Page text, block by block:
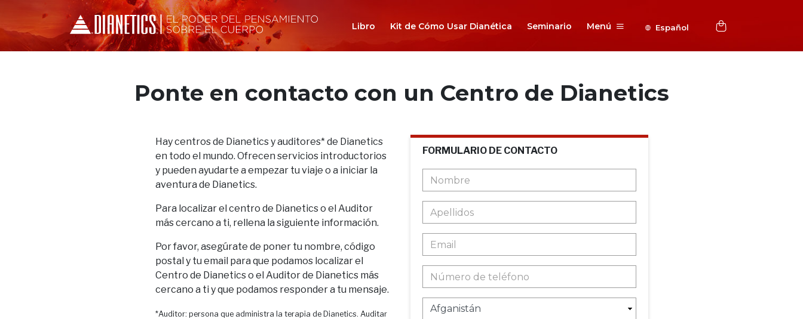
Libro Kit de Cómo Usar Dianética Seminario Menú Español
Ponte en contacto con un Centro de Dianetics
Hay centros de Dianetics y auditores* de Dianetics
en todo el mundo. Ofrecen servicios introductorios
y pueden ayudarte a empezar tu viaje o a iniciar la
aventura de Dianetics.
Para localizar el centro de Dianetics o el Auditor
más cercano a ti, rellena la siguiente información.
Por favor, asegúrate de poner tu nombre, código
postal y tu email para que podamos localizar el
Centro de Dianetics o el Auditor de Dianetics más
cercano a ti y que podamos responder a tu mensaje.
*Auditor: persona que administra la terapia de Dianetics. Auditar
FORMULARIO DE CONTACTO